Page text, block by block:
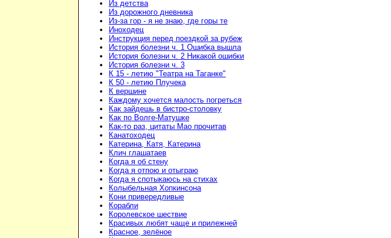
Из детства
Из дорожного дневника
Из-за гор - я не знаю, где горы те
Иноходец
Инструкция перед поездкой за рубеж
История болезни ч. 1 Ошибка вышла
История болезни ч. 2 Никакой ошибки
История болезни ч. 3
К 15 - летию "Театра на Таганке"
К 50 - летию Плучека
К вершине
Каждому хочется малость погреться
Как зайдешь в бистро-столовку
Как по Волге-Матушке
Как-то раз, цитаты Мао прочитав
Канатоходец
Катерина, Катя, Катерина
Клич глашатаев
Когда я об стену
Когда я отпою и отыграю
Когда я спотыкаюсь на стихах
Колыбельная Хопкинсона
Кони привередливые
Корабли
Королевское шествие
Красивых любят чаще и прилежней
Красное, зелёное